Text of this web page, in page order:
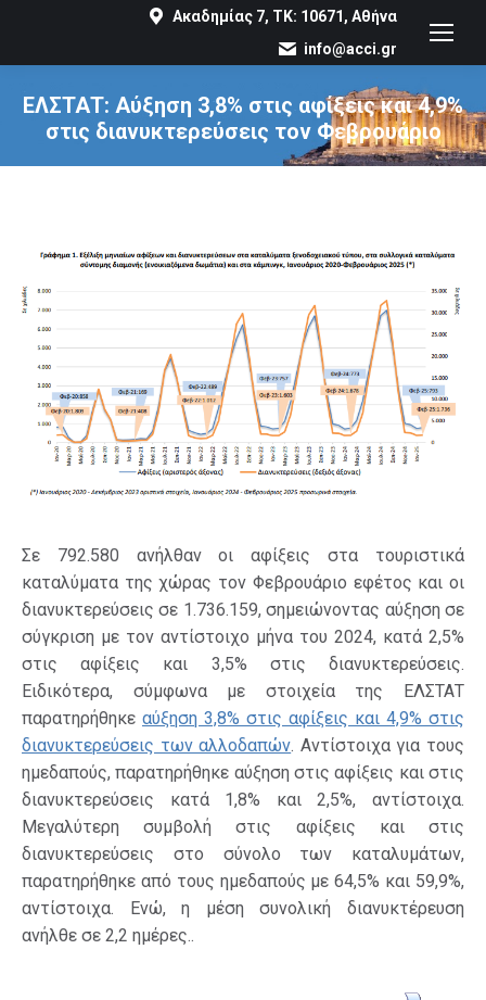
Ακαδημίας 7, ΤΚ: 10671, Αθήνα
info@acci.gr
ΕΛΣΤΑΤ: Αύξηση 3,8% στις αφίξεις και 4,9%
στις διανυκτερεύσεις τον Φεβρουάριο
You are here:
Σε 792.580 ανήλθαν οι αφίξεις στα τουριστικά
καταλύματα της χώρας τον Φεβρουάριο εφέτος και οι
διανυκτερεύσεις σε 1.736.159, σημειώνοντας αύξηση σε
σύγκριση με τον αντίστοιχο μήνα του 2024, κατά 2,5%
στις αφίξεις και 3,5% στις διανυκτερεύσεις.
Ειδικότερα, σύμφωνα με στοιχεία της ΕΛΣΤΑΤ
παρατηρήθηκε αύξηση 3,8% στις αφίξεις και 4,9% στις
διανυκτερεύσεις των αλλοδαπών. Αντίστοιχα για τους
ημεδαπούς, παρατηρήθηκε αύξηση στις αφίξεις και στις
διανυκτερεύσεις κατά 1,8% και 2,5%, αντίστοιχα.
Μεγαλύτερη συμβολή στις αφίξεις και στις
διανυκτερεύσεις στο σύνολο των καταλυμάτων,
παρατηρήθηκε από τους ημεδαπούς με 64,5% και 59,9%,
αντίστοιχα. Ενώ, η μέση συνολική διανυκτέρευση
ανήλθε σε 2,2 ημέρες..